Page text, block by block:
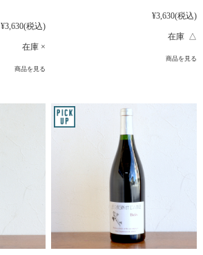
¥3,630(税込)
在庫 ×
商品を見る
¥3,630(税込)
在庫 △
商品を見る